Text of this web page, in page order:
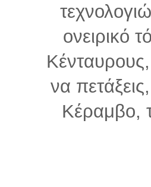
ονειρικό
να
Κέραμβο,